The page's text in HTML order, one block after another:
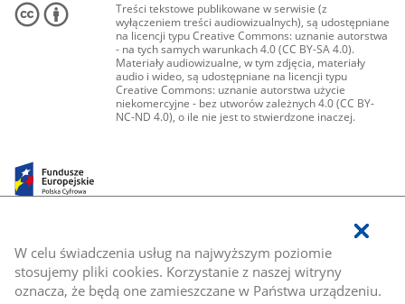
W celu świadczenia usług na najwyższym poziomie
stosujemy pliki cookies. Korzystanie z naszej witryny
oznacza, że będą one zamieszczane w Państwa urządzeniu.
Treści tekstowe publikowane w serwisie (z
wyłączeniem treści audiowizualnych), są udostępniane
na licencji typu Creative Commons: uznanie autorstwa
- na tych samych warunkach 4.0 (CC BY-SA 4.0).
Materiały audiowizualne, w tym zdjęcia, materiały
audio i wideo, są udostępniane na licencji typu
Creative Commons: uznanie autorstwa użycie
niekomercyjne - bez utworów zależnych 4.0 (CC BY-
NC-ND 4.0), o ile nie jest to stwierdzone inaczej.